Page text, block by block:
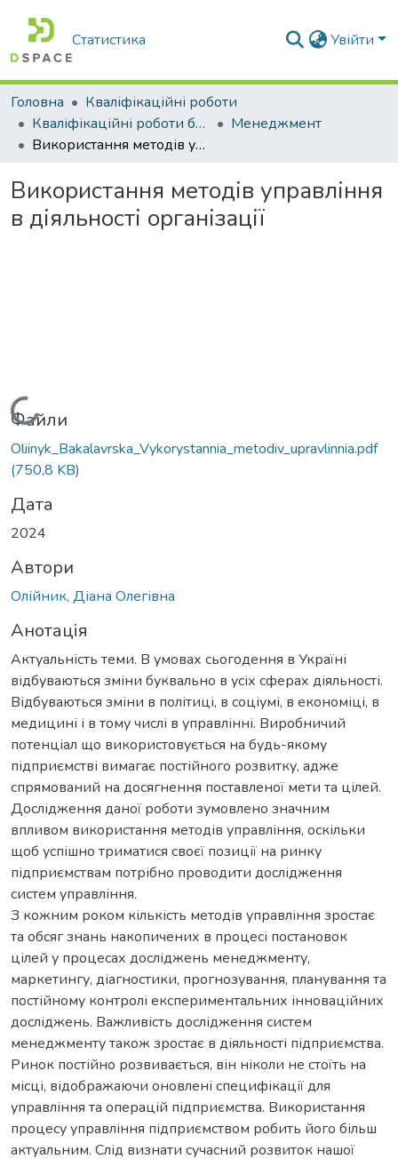
Статистика Увійти
Головна
Кваліфікаційні роботи
Кваліфікаційні роботи бакалаврів
Менеджмент
Використання методів управління в діяльності організації
Використання методів управління
в діяльності організації
Вантажиться...
Файли
Oliinyk_Bakalavrska_Vykorystannia_metodiv_upravlinnia.pdf
(750,8 KB)
Дата
2024
Автори
Олійник, Діана Олегівна
Анотація
Актуальність теми. В умовах сьогодення в Україні
відбуваються зміни буквально в усіх сферах діяльності.
Відбуваються зміни в політиці, в соціумі, в економіці, в
медицині і в тому числі в управлінні. Виробничий
потенціал що використовується на будь-якому
підприємстві вимагає постійного розвитку, адже
спрямований на досягнення поставленої мети та цілей.
Дослідження даної роботи зумовлено значним
впливом використання методів управління, оскільки
щоб успішно триматися своєї позиції на ринку
підприємствам потрібно проводити дослідження
систем управління.
З кожним роком кількість методів управління зростає
та обсяг знань накопичених в процесі постановок
цілей у процесах досліджень менеджменту,
маркетингу, діагностики, прогнозування, планування та
постійному контролі експериментальних інноваційних
досліджень. Важливість дослідження систем
менеджменту також зростає в діяльності підприємства.
Ринок постійно розвивається, він ніколи не стоїть на
місці, відображаючи оновлені специфікації для
управління та операцій підприємства. Використання
процесу управління підприємством робить його більш
актуальним. Слід визнати сучасний розвиток нашої